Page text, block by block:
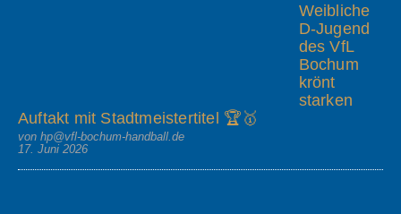
Weibliche
D-Jugend
des VfL
Bochum
krönt
starken
Auftakt mit Stadtmeistertitel 🏆🥇
von hp@vfl-bochum-handball.de
17. Juni 2026